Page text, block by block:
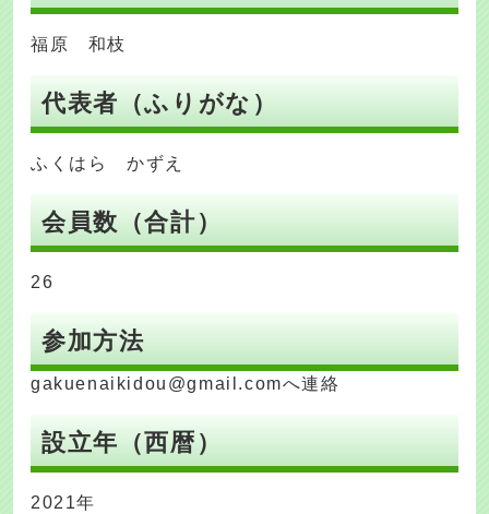
福原 和枝
代表者（ふりがな）
ふくはら かずえ
会員数（合計）
26
参加方法
gakuenaikidou@gmail.comへ連絡
設立年（西暦）
2021年